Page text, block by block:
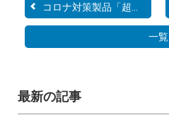
コロナ対策製品「超簡易フ...
一覧
最新の記事